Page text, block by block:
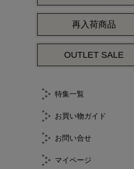
再入荷商品
OUTLET SALE
特集一覧
お買い物ガイド
お問い合せ
マイページ